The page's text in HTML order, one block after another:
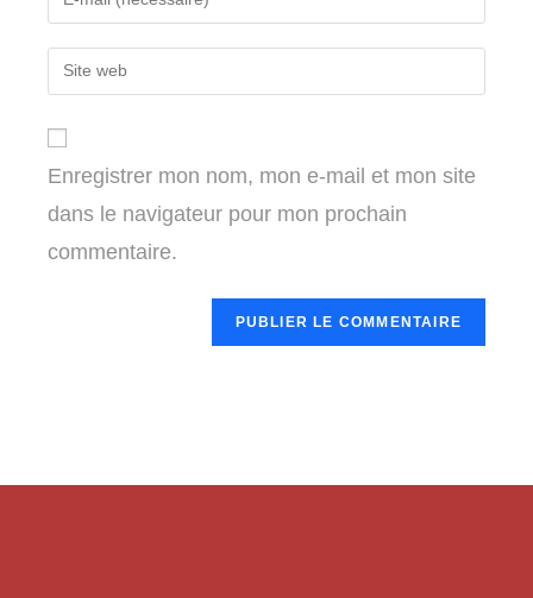
comment
your
email
address
Enter
your
URL
(optional)
Enregistrer mon nom, mon e-mail et mon site
dans le navigateur pour mon prochain
commentaire.